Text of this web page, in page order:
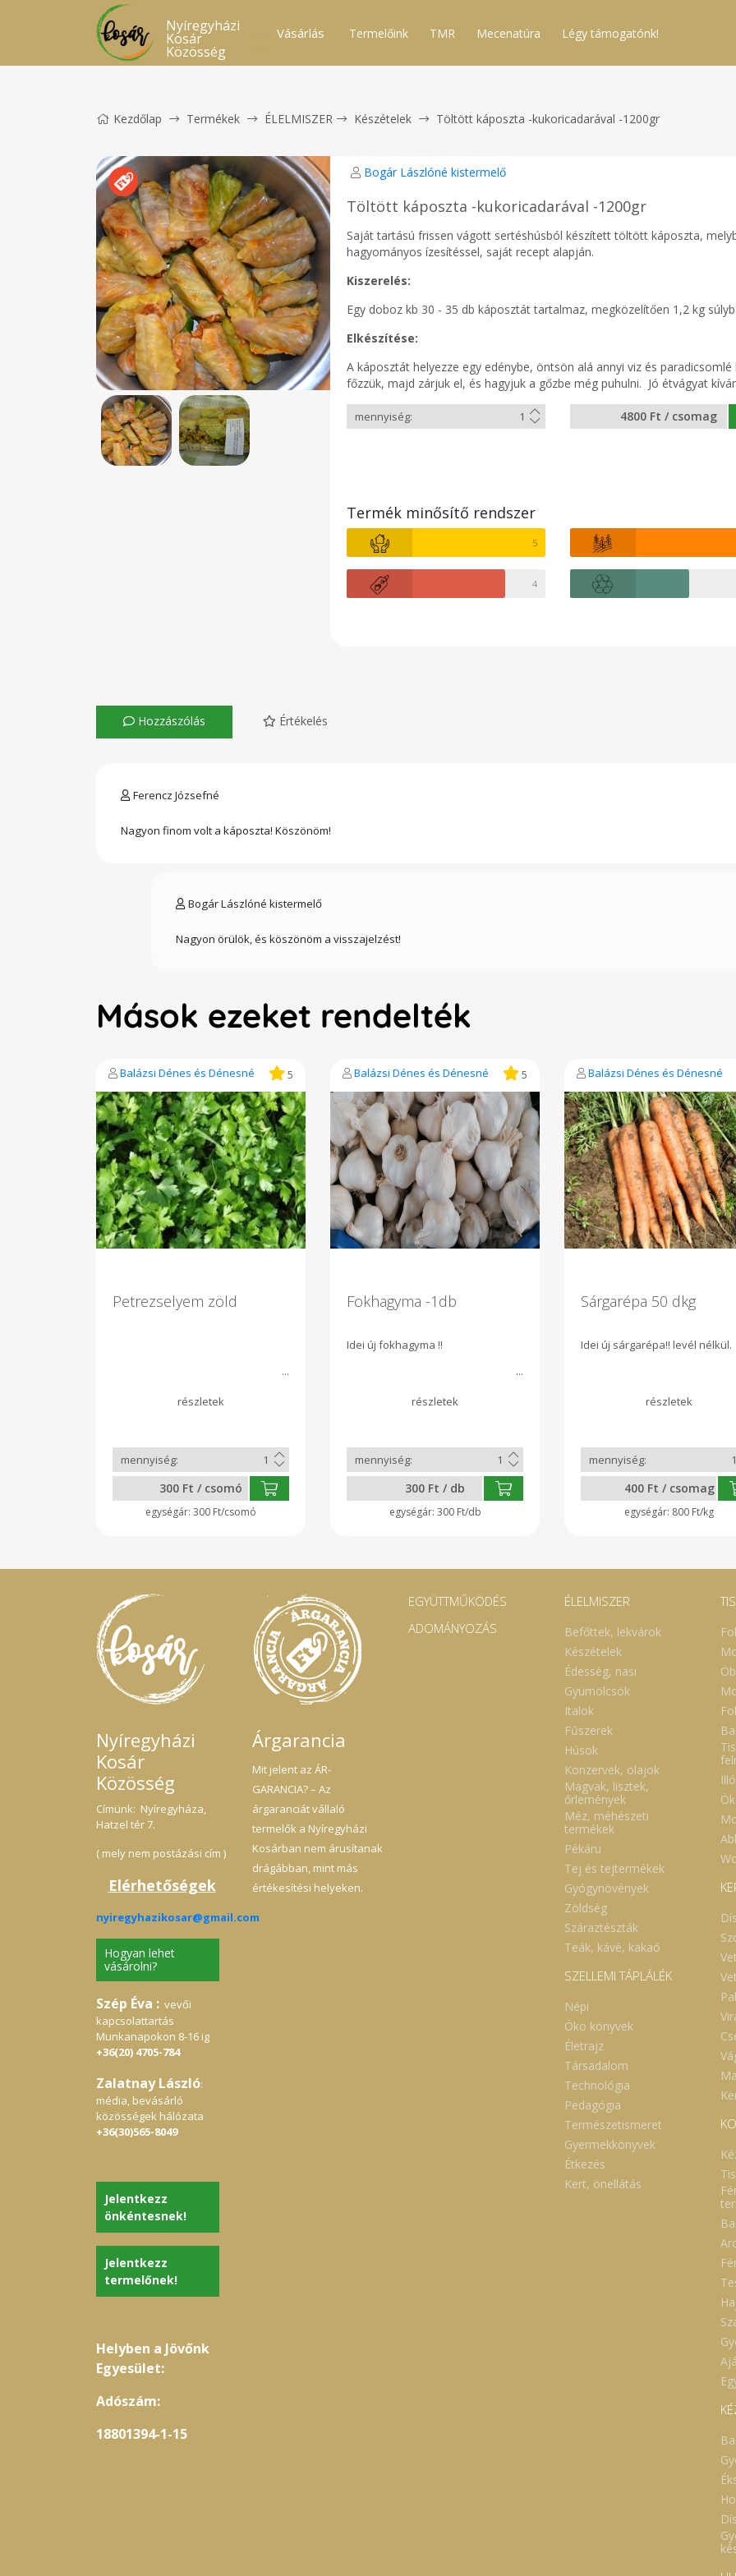
Nyíregyházi
Kosár
Közösség
Vásárlás Termelőink TMR Mecenatúra Légy támogatónk!
Kezdőlap Termékek ÉLELMISZER Készételek Töltött káposzta -kukoricadarával -1200gr
Bogár Lászlóné kistermelő
Töltött káposzta -kukoricadarával -1200gr
Saját tartású frissen vágott sertéshúsból készített töltött káposzta,
hagyományos ízesítéssel, saját recept alapján.
Kiszerelés:
Egy doboz kb 30 - 35 db káposztát tartalmaz, megközelítően 1,2 kg
Elkészítése:
A káposztát helyezze egy edénybe, öntsön alá annyi viz és
főzzük, majd zárjuk el, és hagyjuk a gőzbe még puhulni. Jó étvágyat
4800 Ft / csomag
Termék minősítő rendszer
5
4
Hozzászólás Értékelés
Ferencz Józsefné
Nagyon finom volt a káposzta! Köszönöm!
Bogár Lászlóné kistermelő
Nagyon örülök, és köszönöm a visszajelzést!
Mások ezeket rendelték
Balázsi Dénes és Dénesné 5
Petrezselyem zöld
300 Ft / csomó
300 Ft/csomó
Balázsi Dénes és Dénesné 5
Fokhagyma -1db
Idei új fokhagyma !!
300 Ft / db
300 Ft/db
Balázsi Dénes és Dénesné
Sárgarépa 50 dkg
Idei új sárgarépa!! levél nélkül.
400 Ft / csomag
800 Ft/kg
Nyíregyházi
Kosár
Közösség
Címünk: Nyíregyháza,
Hatzel tér 7.
( mely nem postázási cím )
Elérhetőségek
nyiregyhazikosar@gmail.com
Hogyan lehet
vásárolni?
Szép Éva : vevői
kapcsolattartás
Munkanapokon 8-16 ig
+36(20) 4705-784
Zalatnay László:
média, bevásárló
közösségek hálózata
+36(30)565-8049
Jelentkezz
önkéntesnek!
Jelentkezz
termelőnek!
Helyben a Jövőnk
Egyesület:
Adószám:
18801394-1-15
Árgarancia
Mit jelent az ÁR-
GARANCIA? – Az
árgaranciát vállaló
termelők a Nyíregyházi
Kosárban nem árusítanak
drágábban, mint más
értékesítési helyeken.
EGYÜTTMŰKÖDÉS
ADOMÁNYOZÁS
ÉLELMISZER
Befőttek, lekvárok
Készételek
Édesség, nasi
Gyümölcsök
Italok
Fűszerek
Húsok
Konzervek, olajok
Magvak, lisztek,
őrlemények
Méz, méhészeti
termékek
Pékáru
Tej és tejtermékek
Gyógynövények
Zöldség
Száraztészták
Teák, kávé, kakaó
SZELLEMI TÁPLÁLÉK
Népi
Öko könyvek
Életrajz
Társadalom
Technológia
Pedagógia
Természetismeret
Gyermekkönyvek
Étkezés
Kert, önellátás